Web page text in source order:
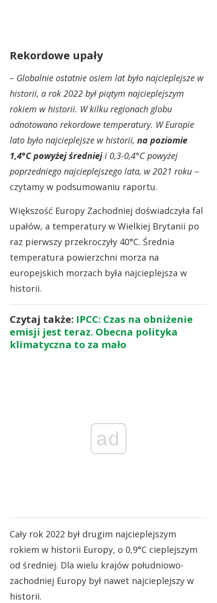
Rekordowe upały
– Globalnie ostatnie osiem lat było najcieplejsze w
historii, a rok 2022 był piątym najcieplejszym
rokiem w historii. W kilku regionach globu
odnotowano rekordowe temperatury. W Europie
lato było najcieplejsze w historii, na poziomie
1,4°C powyżej średnieji 0,3-0,4°C powyżej
poprzedniego najcieplejszego lata, w 2021 roku –
czytamy w podsumowaniu raportu.
Większość Europy Zachodniej doświadczyła fal
upałów, a temperatury w Wielkiej Brytanii po
raz pierwszy przekroczyły 40°C. Średnia
temperatura powierzchni morza na
europejskich morzach była najcieplejsza w
historii.
Czytaj także: IPCC: Czas na obniżenie
emisji jest teraz. Obecna polityka
klimatyczna to za mało
ad
Cały rok 2022 był drugim najcieplejszym
rokiem w historii Europy, o 0,9°C cieplejszym
od średniej. Dla wielu krajów południowo-
zachodniej Europy był nawet najcieplejszy w
historii.